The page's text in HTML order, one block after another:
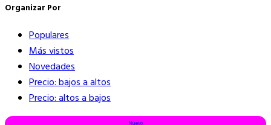
Organizar Por
Populares
Más vistos
Novedades
Precio: bajos a altos
Precio: altos a bajos